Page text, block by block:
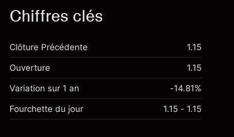
Chiffres clés
Clôture Précédente 1.15
Ouverture 1.15
Variation sur 1 an -14.81%
Fourchette du jour 1.15 - 1.15